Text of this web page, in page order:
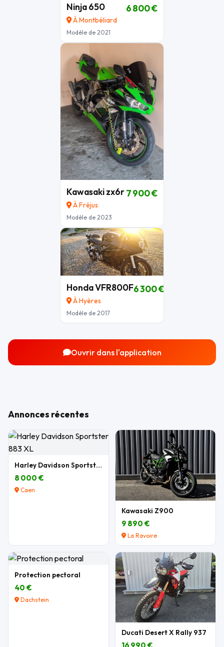
Ninja 650
À Montbéliard
Modèle de 2021
6 800 €
Kawasaki zx6r
À Fréjus
Modèle de 2023
7 900 €
Honda VFR800F
À Hyères
Modèle de 2017
6 300 €
Ouvrir dans l'application
Annonces récentes
Harley Davidson Sportster 883 XL
8 000 €
Caen
Kawasaki Z900
9 890 €
La Ravoire
Protection pectoral
40 €
Dachstein
Ducati Desert X Rally 937